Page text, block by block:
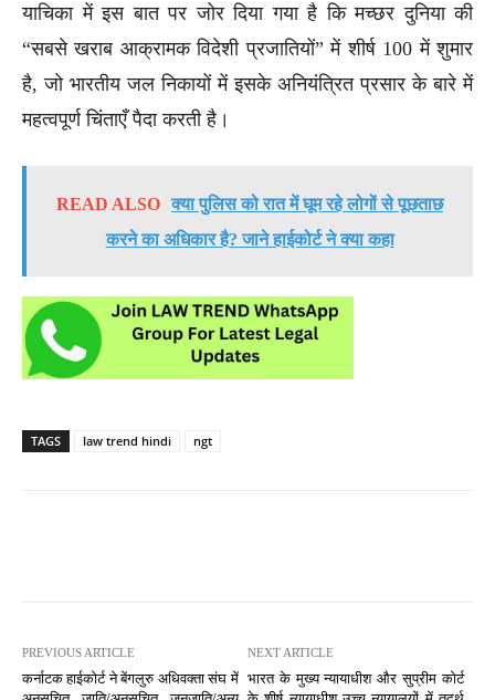
याचिका में इस बात पर जोर दिया गया है कि मच्छर दुनिया की
“सबसे खराब आक्रामक विदेशी प्रजातियों” में शीर्ष 100 में शुमार
है, जो भारतीय जल निकायों में इसके अनियंत्रित प्रसार के बारे में
महत्वपूर्ण चिंताएँ पैदा करती है।
READ ALSO क्या पुलिस को रात में घूम रहे लोगों से पूछताछ
करने का अधिकार है? जाने हाईकोर्ट ने क्या कहा
TAGS law trend hindi ngt
PREVIOUS ARTICLE
कर्नाटक हाईकोर्ट ने बेंगलुरु अधिवक्ता संघ में
NEXT ARTICLE
भारत के मुख्य न्यायाधीश और सुप्रीम कोर्ट